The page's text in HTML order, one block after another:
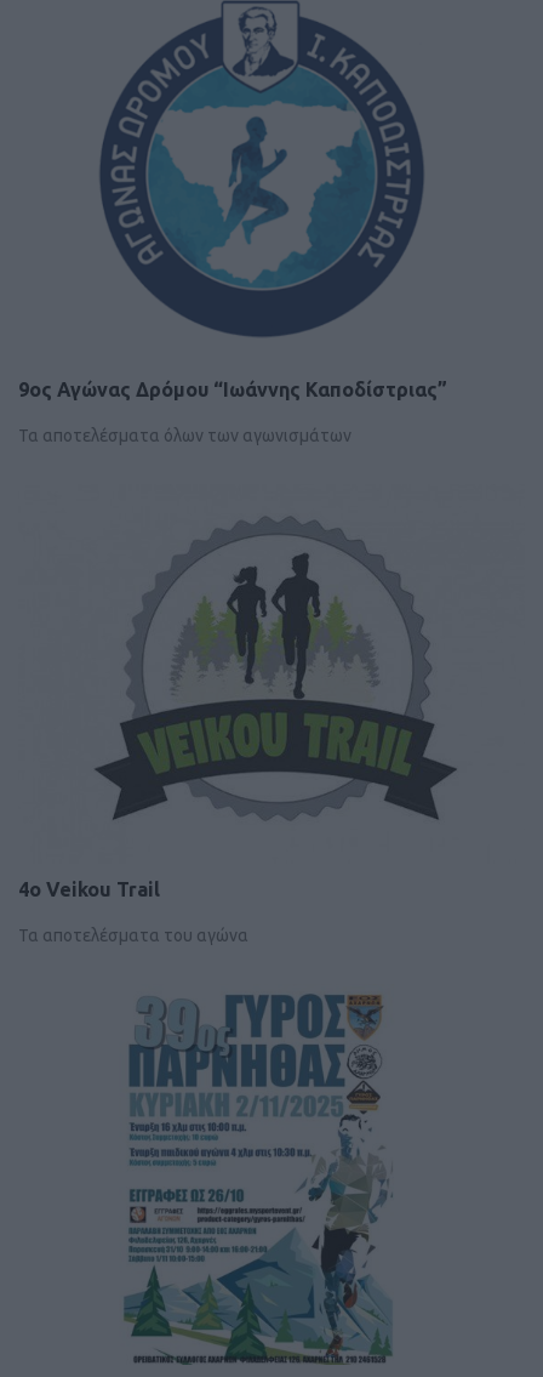
9ος Αγώνας Δρόμου “Ιωάννης Καποδίστριας”
Τα αποτελέσματα όλων των αγωνισμάτων
4o Veikou Trail
Τα αποτελέσματα του αγώνα